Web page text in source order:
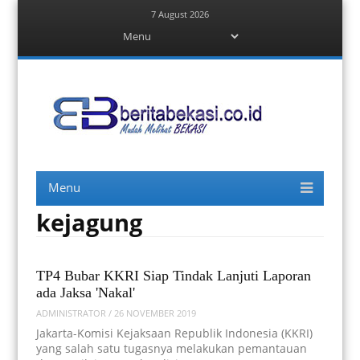
7 August 2026
content
Berita Bekasi
Menu
content
kejagung
TP4 Bubar KKRI Siap Tindak Lanjuti Laporan
ada Jaksa 'Nakal'
ADMINISTRATOR / 26 NOVEMBER 2019
Jakarta-Komisi Kejaksaan Republik Indonesia (KKRI)
yang salah satu tugasnya melakukan pemantauan